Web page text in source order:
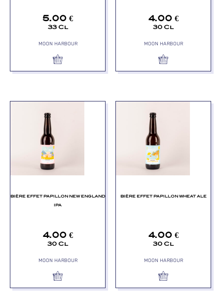
5.00 €
33 Cl
MOON HARBOUR
4.00 €
30 Cl
MOON HARBOUR
BIÈRE EFFET PAPILLON NEW ENGLAND
IPA
4.00 €
30 Cl
MOON HARBOUR
BIÈRE EFFET PAPILLON WHEAT ALE
4.00 €
30 Cl
MOON HARBOUR